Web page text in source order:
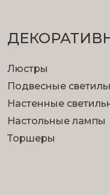
Люстры
Подвесные
Настенные
Настольные лампы
Торшеры